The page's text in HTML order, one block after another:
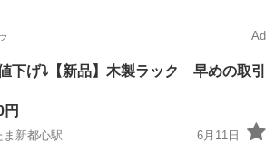
Ad
下げ⤵️【新品】木製ラック 早めの取引
円
ま新都心駅
6月11日